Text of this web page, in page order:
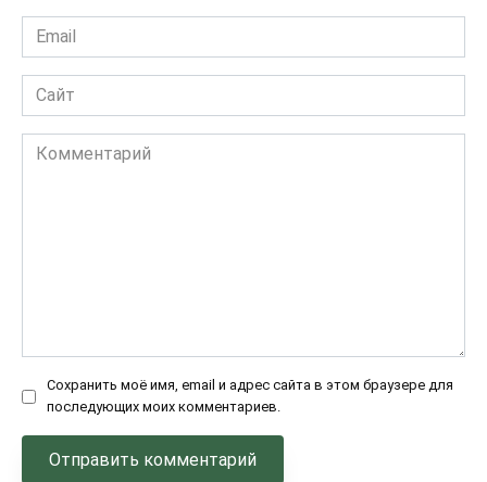
Email
Сайт
Комментарий
Сохранить моё имя, email и адрес сайта в этом браузере для
последующих моих комментариев.